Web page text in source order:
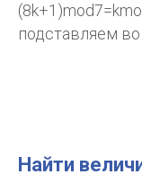
(8k+1)mod7=km
подставляем во
Найти